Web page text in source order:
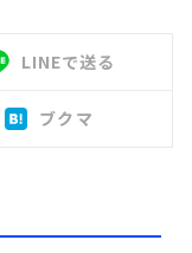
LINEで送る
ブクマ